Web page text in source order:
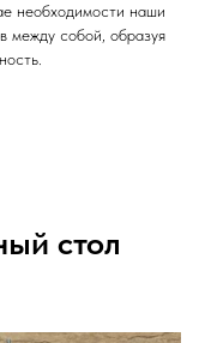
необходимости наши
между собой, образуя
стол